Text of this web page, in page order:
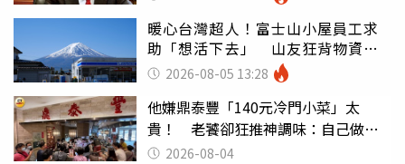
暖心台灣超人！富士山小屋員工求
助「想活下去」 山友狂背物資上
山：台灣真的是寶島
2026-08-05 13:28
他嫌鼎泰豐「140元冷門小菜」太
貴！ 老饕卻狂推神調味：自己做不
出來2026-08-04